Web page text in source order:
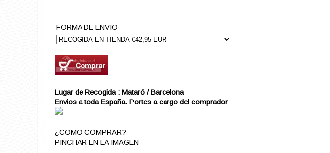
FORMA DE ENVIO
Lugar de Recogida : Mataró / Barcelona
Envios a toda España. Portes a cargo del comprador
¿COMO COMPRAR?
PINCHAR EN LA IMAGEN